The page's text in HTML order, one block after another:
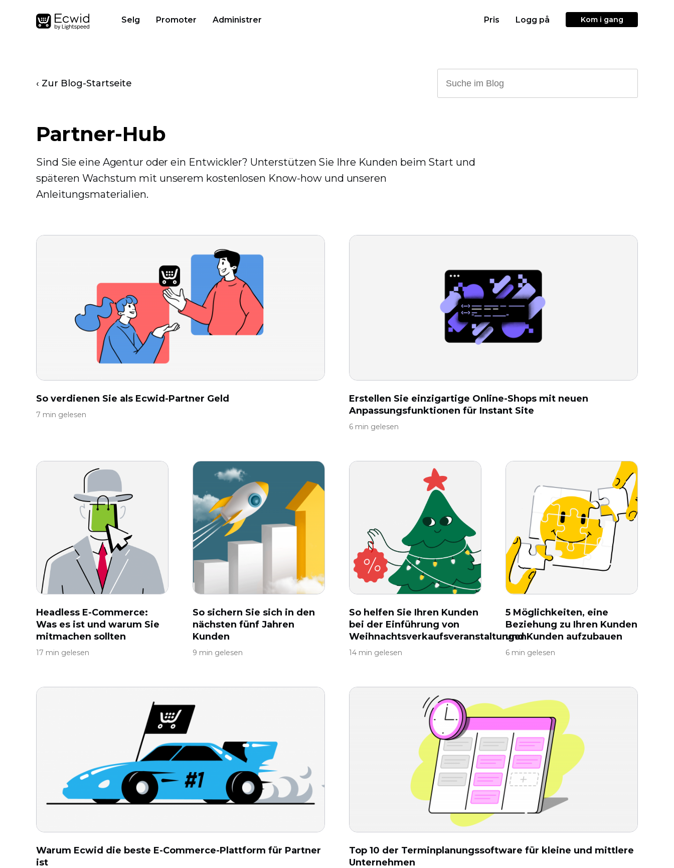
Selg Promoter Administrer Pris Logg på Kom i gang
‹ Zur Blog-Startseite
Partner-Hub
Sind Sie eine Agentur oder ein Entwickler? Unterstützen Sie Ihre Kunden beim Start und
späteren Wachstum mit unserem kostenlosen Know-how und unseren
Anleitungsmaterialien.
So verdienen Sie als Ecwid-Partner Geld
7 min gelesen
Erstellen Sie einzigartige Online-Shops mit neuen
Anpassungsfunktionen für Instant Site
6 min gelesen
Headless E-Commerce:
Was es ist und warum Sie
mitmachen sollten
17 min gelesen
So sichern Sie sich in den
nächsten fünf Jahren
Kunden
9 min gelesen
So helfen Sie Ihren Kunden
bei der Einführung von
Weihnachtsverkaufsveranstaltungen
14 min gelesen
5 Möglichkeiten, eine
Beziehung zu Ihren Kunden
und Kunden aufzubauen
6 min gelesen
Warum Ecwid die beste E-Commerce-Plattform für Partner
ist
Top 10 der Terminplanungssoftware für kleine und mittlere
Unternehmen